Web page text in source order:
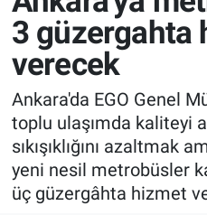
3 güzergahta
verecek
Ankara'da EGO Genel
toplu ulaşımda kaliteyi
sıkışıklığını azaltmak
yeni nesil metrobüsler
üç güzergâhta hizmet
Bilim ve Teknoloji
Doğa Konuşuyor
Dünya
Ege Saati
Ege'den Esintiler
Teknoloji
Sağlık
Spor
Yayın Akışı
İletişim
Süper Lig Puan
Tüm Manşetler
Son Dakika Haberleri
Haber Arşivi